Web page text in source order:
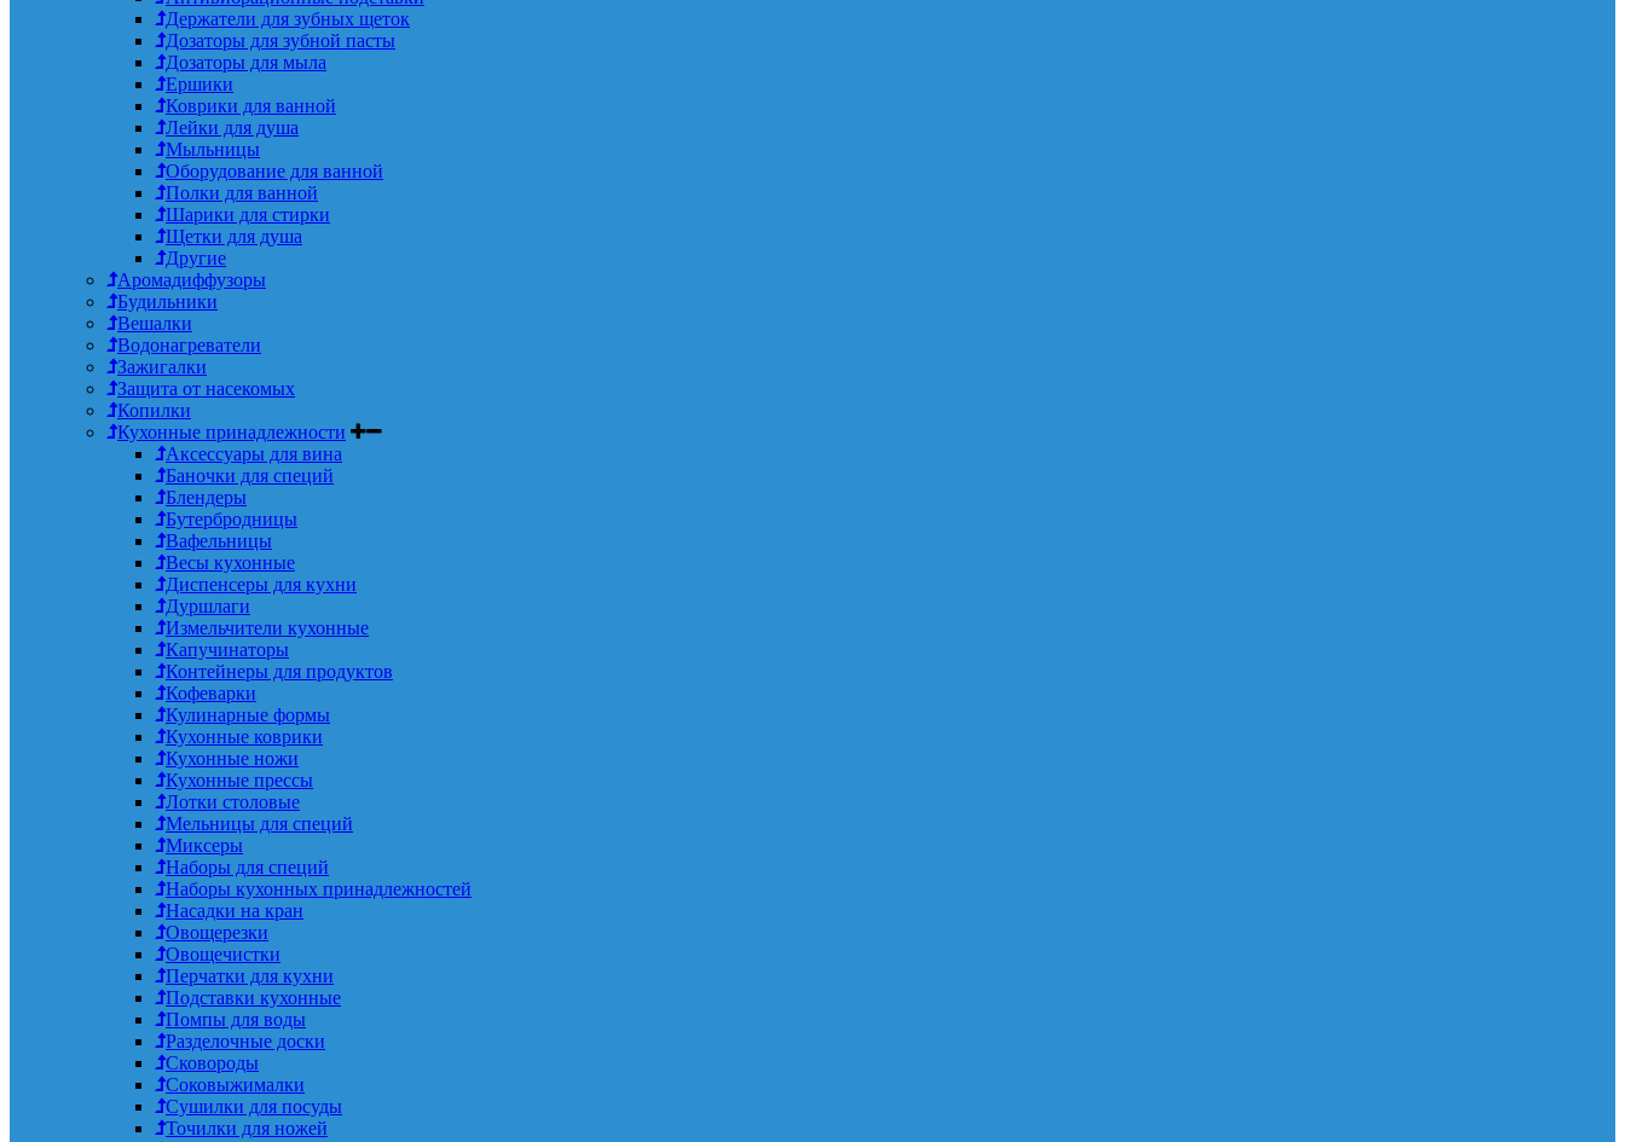
Держатели для зубных щеток
Дозаторы для зубной пасты
Дозаторы для мыла
Ершики
Коврики для ванной
Лейки для душа
Мыльницы
Оборудование для ванной
Полки для ванной
Шарики для стирки
Щетки для душа
Другие
Аромадиффузоры
Будильники
Вешалки
Водонагреватели
Зажигалки
Защита от насекомых
Копилки
Кухонные принадлежности
Аксессуары для вина
Баночки для специй
Блендеры
Бутербродницы
Вафельницы
Весы кухонные
Диспенсеры для кухни
Дуршлаги
Измельчители кухонные
Капучинаторы
Контейнеры для продуктов
Кофеварки
Кулинарные формы
Кухонные коврики
Кухонные ножи
Кухонные прессы
Лотки столовые
Мельницы для специй
Миксеры
Наборы для специй
Наборы кухонных принадлежностей
Насадки на кран
Овощерезки
Овощечистки
Перчатки для кухни
Подставки кухонные
Помпы для воды
Разделочные доски
Сковороды
Соковыжималки
Сушилки для посуды
Точилки для ножей